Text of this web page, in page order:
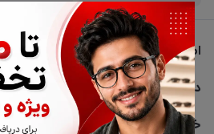
اطلاعات تماس
02177116909
info@civiliha.com
دسترسی سریع
حساب کاربری
خدمات مشتریان